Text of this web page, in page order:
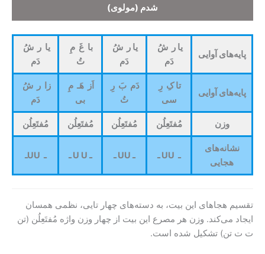
شدم (مولوی)
پایه‌های آوایی
یا ر شُ
دَم
یا ر شُ
دَم
با غَ مِ
تُ
یا ر شُ
دَم
پایه‌های آوایی
تا کِ رِ
سی
دَم بَ رِ
تُ
اَز هَـ مِ
بی
زا ر شُ
دَم
وزن مُفتَعِلُن مُفتَعِلُن مُفتَعِلُن مُفتَعِلُن
نشانه‌های
هجایی
ـ UU ـ ـ UUـ ـ U U ـ ـ UUـ
تقسیم هجاهای این بیت، به دسته‌های چهار تایی، نظمی همسان
ایجاد می‌کند. وزن هر مصرع این بیت از چهار وزن واژه مُفتَعِلُن (تن
ت ت تن) تشکیل شده است.